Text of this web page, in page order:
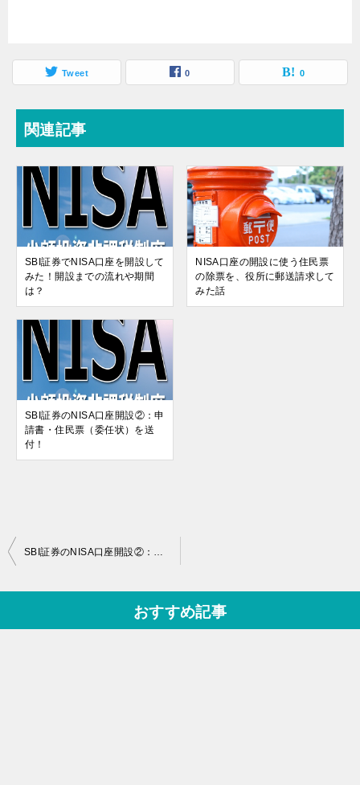
Tweet 0 0
関連記事
SBI証券でNISA口座を開設して
みた！開設までの流れや期間
は？
NISA口座の開設に使う住民票
の除票を、役所に郵送請求して
みた話
SBI証券のNISA口座開設②：申
請書・住民票（委任状）を送
付！
投
ビ
SBI証券のNISA口座開設②：申請書・住民票（委任状）を送付！
おすすめ記事